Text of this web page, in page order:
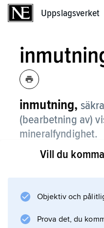
Uppslagsverket
inmutning,
(bearbetning av)
mineralfyndighet.
Information
Vill du
Objektiv och
Prova det, du